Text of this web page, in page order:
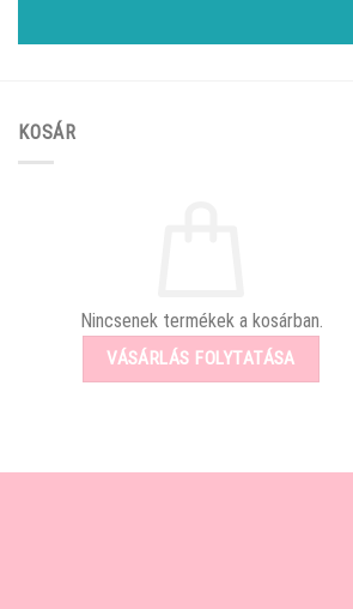
KOSÁR
Nincsenek termékek a kosárban.
VÁSÁRLÁS FOLYTATÁSA